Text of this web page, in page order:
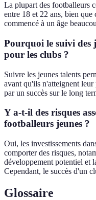
La plupart des footballeurs
entre 18 et 22 ans, bien
commencé à un âge
Pourquoi le suivi des
pour les clubs ?
Suivre les jeunes talents
avant qu'ils n'atteignent
par un succès sur le long
Y a-t-il des risques
footballeurs jeunes ?
Oui, les investissements
comporter des risques,
développement potentiel et
Cependant, le succès d'un
Glossaire